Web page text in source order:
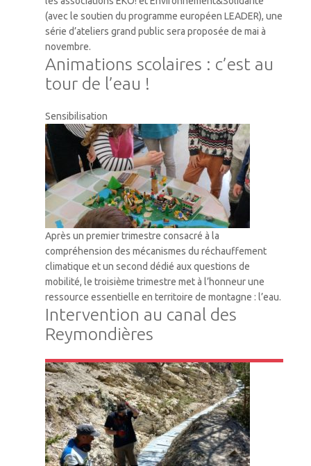
(avec le soutien du programme européen LEADER), une
série d’ateliers grand public sera proposée de mai à
novembre.
Animations scolaires : c’est au
tour de l’eau !
Sensibilisation
Après un premier trimestre consacré à la
compréhension des mécanismes du réchauffement
climatique et un second dédié aux questions de
mobilité, le troisième trimestre met à l’honneur une
ressource essentielle en territoire de montagne : l’eau.
Intervention au canal des
Reymondières
VTM